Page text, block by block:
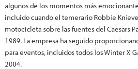
algunos de los momentos más
incluido cuando el temerario Robbie
motocicleta sobre las fuentes del Caesars
1989. La empresa ha seguido
para eventos, incluidos todos los Winter X
2004.